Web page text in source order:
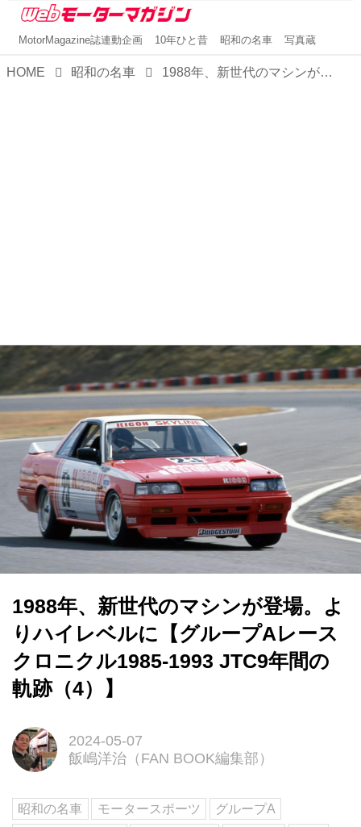
MotorMagazine誌連動企画 10年ひと昔 昭和の名車 写真蔵
HOME 昭和の名車 1988年、新世代のマシンが登場。よりハイレベルに【グループAレースクロニクル1985-1993 JTC9年間の軌跡（4）】
1988年、新世代のマシンが登場。よ
りハイレベルに【グループAレース
クロニクル1985-1993 JTC9年間の
軌跡（4）】
2024-05-07
飯嶋洋治（FAN BOOK編集部）
昭和の名車 モータースポーツ
グループA